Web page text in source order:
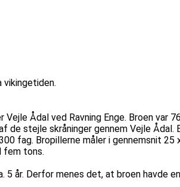
vikingetiden.
Ådal ved Ravning Enge. Broen
de stejle skråninger gennem Vejle
fag. Bropillerne måler i gennemsnit
fem tons.
5 år. Derfor menes det, at broen havde